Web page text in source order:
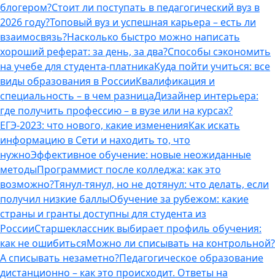
блогером?Стоит ли поступать в педагогический вуз в
2026 году?Топовый вуз и успешная карьера – есть ли
взаимосвязь?Насколько быстро можно написать
хороший реферат: за день, за два?Способы сэкономить
на учебе для студента-платникаКуда пойти учиться: все
виды образования в РоссииКвалификация и
специальность – в чем разницаДизайнер интерьера:
где получить профессию – в вузе или на курсах?
ЕГЭ-2023: что нового, какие измененияКак искать
информацию в Сети и находить то, что
нужноЭффективное обучение: новые неожиданные
методыПрограммист после колледжа: как это
возможно?Тянул-тянул, но не дотянул: что делать, если
получил низкие баллыОбучение за рубежом: какие
страны и гранты доступны для студента из
РоссииСтаршеклассник выбирает профиль обучения:
как не ошибитьсяМожно ли списывать на контрольной?
А списывать незаметно?Педагогическое образование
дистанционно – как это происходит. Ответы на